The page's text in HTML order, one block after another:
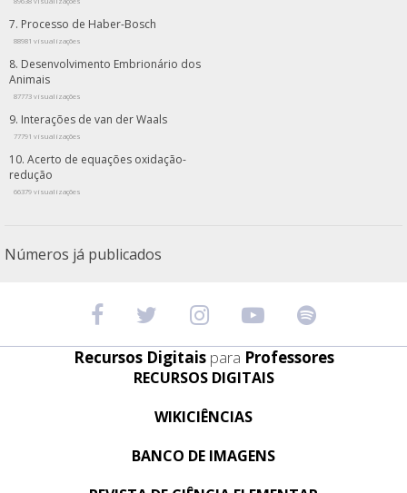
Processo de Haber-Bosch
88981 visualizações
Desenvolvimento Embrionário dos
Animais
87773 visualizações
Interações de van der Waals
77791 visualizações
Acerto de equações oxidação-
redução
66379 visualizações
Números já publicados
Recursos Digitais para Professores
RECURSOS DIGITAIS
WIKICIÊNCIAS
BANCO DE IMAGENS